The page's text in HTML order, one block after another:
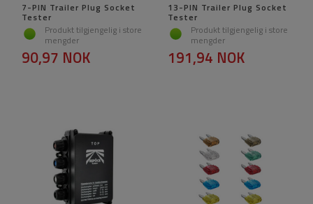
7-PIN Trailer Plug Socket
Tester
Produkt tilgjengelig i store
mengder
90,97 NOK
13-PIN Trailer Plug Socket
Tester
Produkt tilgjengelig i store
mengder
191,94 NOK